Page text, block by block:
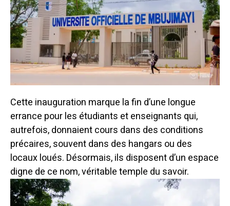
Cette inauguration marque la fin d’une longue
errance pour les étudiants et enseignants qui,
autrefois, donnaient cours dans des conditions
précaires, souvent dans des hangars ou des
locaux loués. Désormais, ils disposent d’un espace
digne de ce nom, véritable temple du savoir.